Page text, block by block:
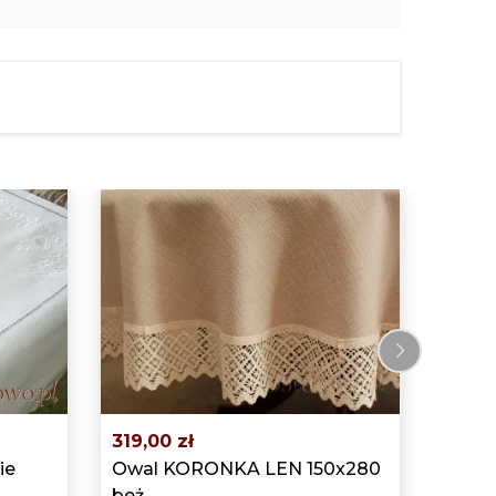
319,00 zł
Owal KORONKA LEN 150x280
›